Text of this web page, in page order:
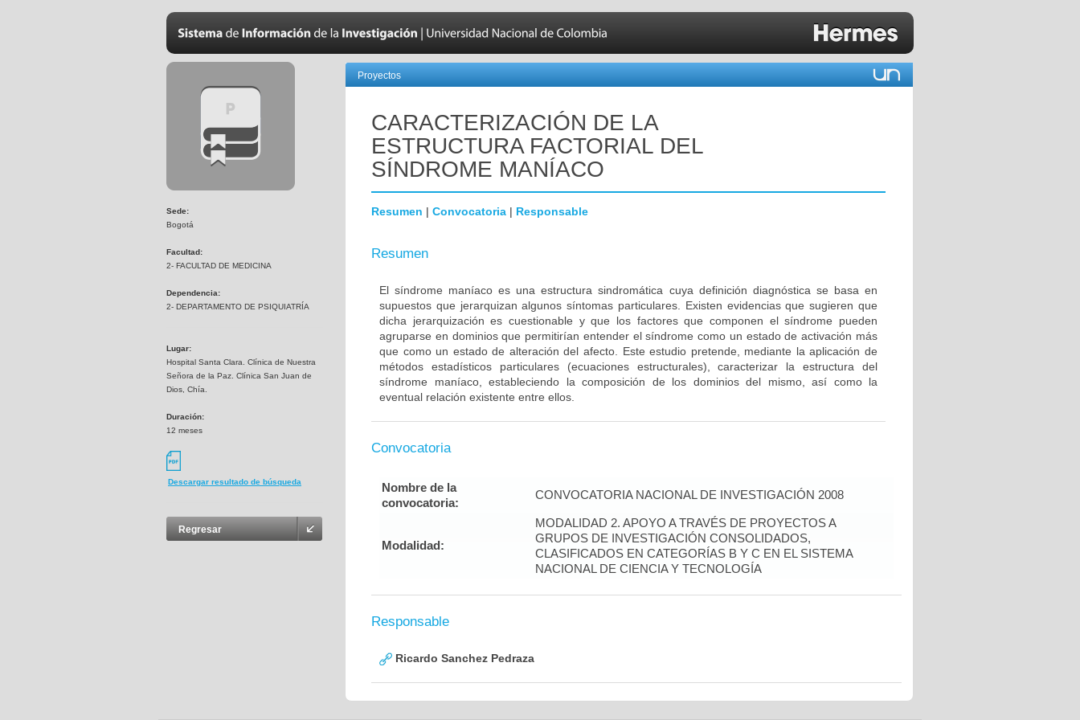
Sede:
Bogotá
Facultad:
2- FACULTAD DE MEDICINA
Dependencia:
2- DEPARTAMENTO DE PSIQUIATRÍA
Lugar:
Hospital Santa Clara. Clínica de Nuestra
Señora de la Paz. Clínica San Juan de
Dios, Chía.
Duración:
12 meses
Descargar resultado de búsqueda
Regresar
Proyectos
CARACTERIZACIÓN DE LA
ESTRUCTURA FACTORIAL DEL
SÍNDROME MANÍACO
Resumen | Convocatoria | Responsable
Resumen
El síndrome maníaco es una estructura sindromática cuya definición diagnóstica se basa en
supuestos que jerarquizan algunos síntomas particulares. Existen evidencias que sugieren que
dicha jerarquización es cuestionable y que los factores que componen el síndrome pueden
agruparse en dominios que permitirían entender el síndrome como un estado de activación más
que como un estado de alteración del afecto. Este estudio pretende, mediante la aplicación de
métodos estadísticos particulares (ecuaciones estructurales), caracterizar la estructura del
síndrome maníaco, estableciendo la composición de los dominios del mismo, así como la
eventual relación existente entre ellos.
Convocatoria
Nombre de la
convocatoria:
CONVOCATORIA NACIONAL DE INVESTIGACIÓN 2008
Modalidad:
MODALIDAD 2. APOYO A TRAVÉS DE PROYECTOS A
GRUPOS DE INVESTIGACIÓN CONSOLIDADOS,
CLASIFICADOS EN CATEGORÍAS B Y C EN EL SISTEMA
NACIONAL DE CIENCIA Y TECNOLOGÍA
Responsable
Ricardo Sanchez Pedraza